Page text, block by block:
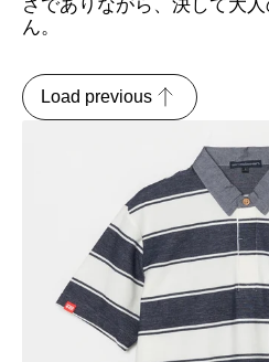
さでありながら、決して大
ん。
Load previous